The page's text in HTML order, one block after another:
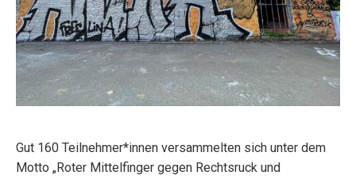
Gut 160 Teilnehmer*innen versammelten sich unter dem
Motto „Roter Mittelfinger gegen Rechtsruck und